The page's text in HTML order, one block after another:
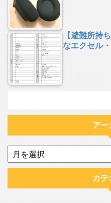
【避難所持
なエクセル
アー
カテ